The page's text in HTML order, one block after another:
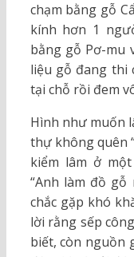
chạm bằng gỗ
kính hơn 1
bằng gỗ Pơ-mu
liệu gỗ đang thi
tại chỗ rồi đem
Hình như muốn
thự không quên
kiểm lâm ở
“Anh làm đồ
chắc gặp khó
lời rằng sếp
biết, còn nguồn